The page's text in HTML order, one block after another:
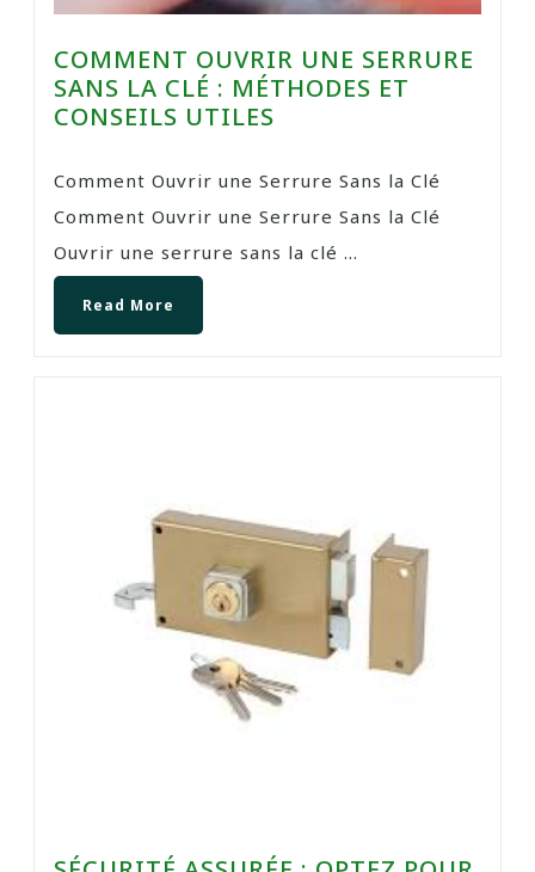
COMMENT OUVRIR UNE SERRURE
SANS LA CLÉ : MÉTHODES ET
CONSEILS UTILES
Comment Ouvrir une Serrure Sans la Clé
Comment Ouvrir une Serrure Sans la Clé
Ouvrir une serrure sans la clé ...
Read More